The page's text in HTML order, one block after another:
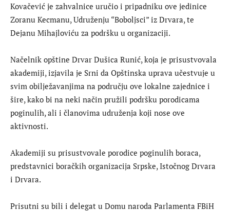
Kovačević je zahvalnice uručio i pripadniku ove jedinice
Zoranu Kecmanu, Udruženju “Boboljsci” iz Drvara, te
Dejanu Mihajloviću za podršku u organizaciji.
Načelnik opštine Drvar Dušica Runić, koja je prisustvovala
akademiji, izjavila je Srni da Opštinska uprava učestvuje u
svim obilježavanjima na području ove lokalne zajednice i
šire, kako bi na neki način pružili podršku porodicama
poginulih, ali i članovima udruženja koji nose ove
aktivnosti.
Akademiji su prisustvovale porodice poginulih boraca,
predstavnici boračkih organizacija Srpske, Istočnog Drvara
i Drvara.
Prisutni su bili i delegat u Domu naroda Parlamenta FBiH